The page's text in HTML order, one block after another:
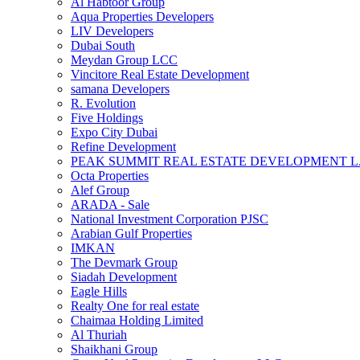
Aqua Properties Developers
LIV Developers
Dubai South
Meydan Group LCC
Vincitore Real Estate Development
samana Developers
R. Evolution
Five Holdings
Expo City Dubai
Refine Development
PEAK SUMMIT REAL ESTATE DEVELOPMENT
Octa Properties
Alef Group
ARADA - Sale
National Investment Corporation PJSC
Arabian Gulf Properties
IMKAN
The Devmark Group
Siadah Development
Eagle Hills
Realty One for real estate
Chaimaa Holding Limited
Al Thuriah
Shaikhani Group